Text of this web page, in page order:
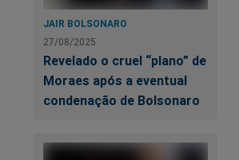
JAIR BOLSONARO
27/08/2025
Revelado o cruel “plano” de
Moraes após a eventual
condenação de Bolsonaro